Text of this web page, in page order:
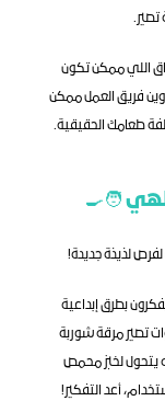
تصير.
طعامك الحقيقية.
لفرص لذيذة جديدة!
تحدى شيفاتك يفكرون بطرق إبداعية
لاستخدام كل جزء من المكون. هل يمدي بقايا الخضروات تصير مرقة شوربة
أعد التفكير!